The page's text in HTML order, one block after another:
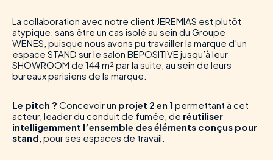
La collaboration avec notre client JEREMIAS est plutôt
atypique, sans être un cas isolé au sein du Groupe
WENES, puisque nous avons pu travailler la marque d’un
espace STAND sur le salon BEPOSITIVE jusqu’à leur
SHOWROOM de 144 m² par la suite, au sein de leurs
bureaux parisiens de la marque.
Le pitch ? Concevoir un projet 2 en 1 permettant à cet
acteur, leader du conduit de fumée, de réutiliser
intelligemment l’ensemble des éléments conçus pour
stand, pour ses espaces de travail.